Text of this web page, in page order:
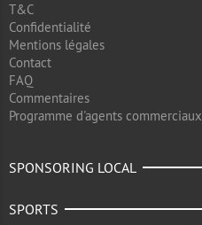
T&C
Confidentialité
Mentions légales
Contact
FAQ
Commentaires
Programme d'agents commerciaux
SPONSORING LOCAL
SPORTS